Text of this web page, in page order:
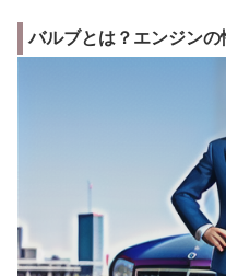
バルブとは？エンジン